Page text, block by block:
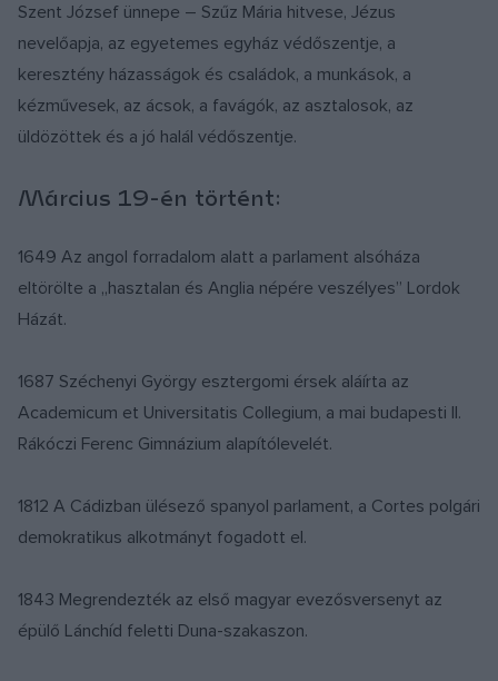
Szent József ünnepe – Szűz Mária hitvese, Jézus
nevelőapja, az egyetemes egyház védőszentje, a
keresztény házasságok és családok, a munkások, a
kézművesek, az ácsok, a favágók, az asztalosok, az
üldözöttek és a jó halál védőszentje.
Március 19-én történt:
1649 Az angol forradalom alatt a parlament alsóháza
eltörölte a „hasztalan és Anglia népére veszélyes” Lordok
Házát.
1687 Széchenyi György esztergomi érsek aláírta az
Academicum et Universitatis Collegium, a mai budapesti II.
Rákóczi Ferenc Gimnázium alapítólevelét.
1812 A Cádizban ülésező spanyol parlament, a Cortes polgári
demokratikus alkotmányt fogadott el.
1843 Megrendezték az első magyar evezősversenyt az
épülő Lánchíd feletti Duna-szakaszon.